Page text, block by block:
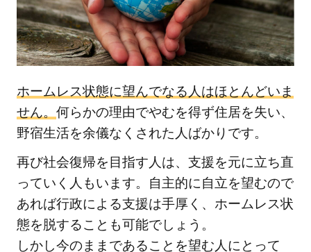
ホームレス状態に望んでなる人はほとんどいま
せん。 何らかの理由でやむを得ず住居を失い、
野宿生活を余儀なくされた人ばかりです。
再び社会復帰を目指す人は、支援を元に立ち直
っていく人もいます。自主的に自立を望むので
あれば行政による支援は手厚く、ホームレス状
態を脱することも可能でしょう。
しかし今のままであることを望む人にとって